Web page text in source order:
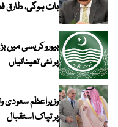
بات ہوگی،
بیوروکریسی میں
پر نئی تعیناتیاں
وزیراعظم
پر تپاک استقبال